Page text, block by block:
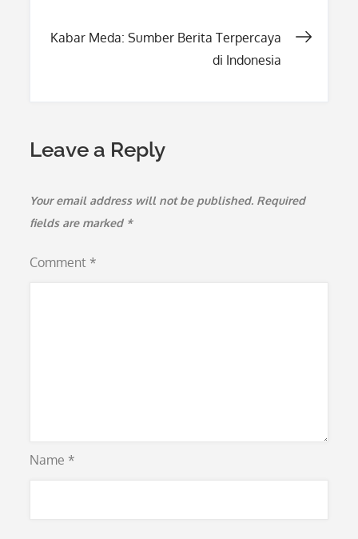
Kabar Meda: Sumber Berita Terpercaya
di Indonesia
Leave a Reply
Your email address will not be published. Required
fields are marked *
Comment *
Name *